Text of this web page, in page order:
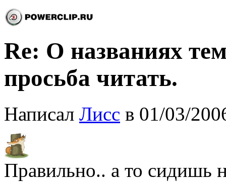
Re: О названиях
просьба читать.
Написал Лисс в 01/03/
Правильно.. а то сидишь